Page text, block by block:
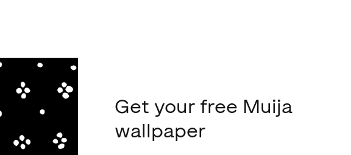
Get your free Muija
wallpaper